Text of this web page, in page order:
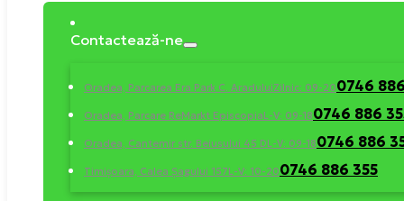
Contactează-ne
Oradea, Parcarea Era Park C. AraduluiZilnic: 09-200746
Oradea, Parcare ReMarkt EpiscopiaL-V: 09-180746 886
Oradea, Cantemir str. Beiusului 45 DL-V: 09-180746 886
Timișoara, Calea Șagului 157L-V: 10-200746 886 355